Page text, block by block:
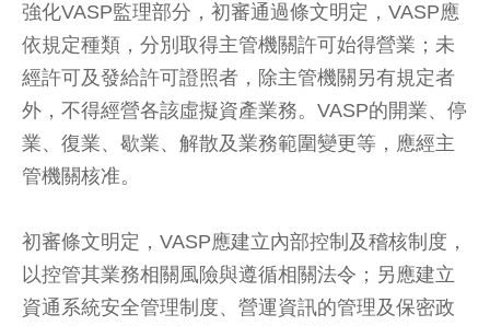
強化VASP監理部分，初審通過條文明定，VASP應
依規定種類，分別取得主管機關許可始得營業；未
經許可及發給許可證照者，除主管機關另有規定者
外，不得經營各該虛擬資產業務。VASP的開業、停
業、復業、歇業、解散及業務範圍變更等，應經主
管機關核准。
初審條文明定，VASP應建立內部控制及稽核制度，
以控管其業務相關風險與遵循相關法令；另應建立
資通系統安全管理制度、營運資訊的管理及保密政